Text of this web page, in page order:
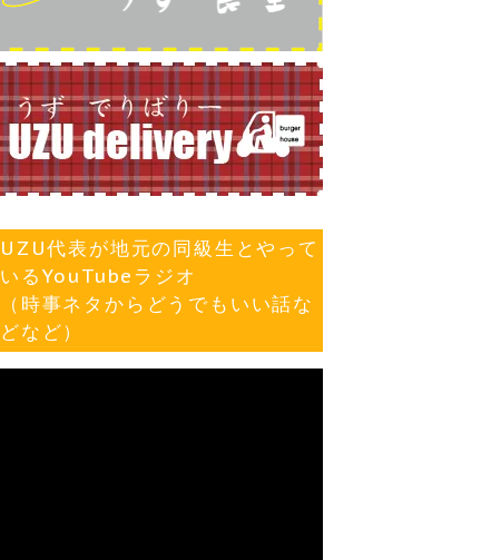
UZU代表が地元の同級生とやって
いるYouTubeラジオ
（時事ネタからどうでもいい話な
どなど）